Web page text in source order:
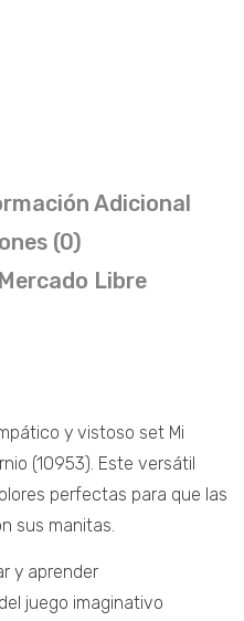
Adicional
(0)
Libre
y vistoso set Mi
(10953). Este versátil
perfectas para que las
sus manitas.
y aprender
juego imaginativo